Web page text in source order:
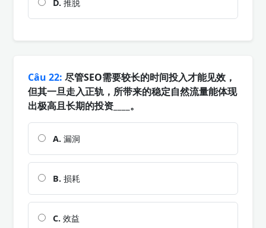
D. 推脱
Câu 22: 尽管SEO需要较长的时间投入才能见效，
但其一旦走入正轨，所带来的稳定自然流量能体现
出极高且长期的投资____。
A. 漏洞
B. 损耗
C. 效益